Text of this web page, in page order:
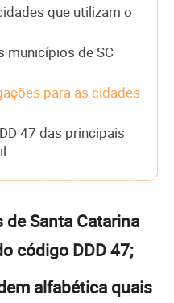
que utilizam o
municípios de SC
para as cidades
47 das principais
Santa Catarina
código DDD 47;
alfabética quais